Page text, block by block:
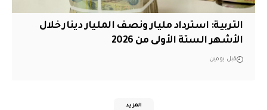
التربية: استرداد مليار ونصف المليار دينار خلال
الأشهر الستة الأولى من 2026
قبل يومين
المزيد